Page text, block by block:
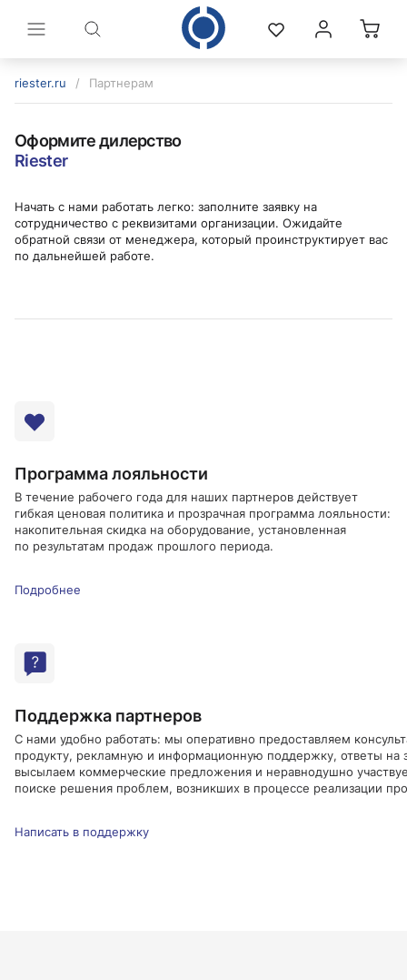
riester.ru / Партнерам
Оформите дилерство
Riester
Начать с нами работать легко: заполните заявку на
сотрудничество с реквизитами организации. Ожидайте
обратной связи от менеджера, который проинструктирует вас
по дальнейшей работе.
Программа лояльности
В течение рабочего года для наших партнеров действует
гибкая ценовая политика и прозрачная программа лояльности:
накопительная скидка на оборудование, установленная
по результатам продаж прошлого периода.
Подробнее
Поддержка партнеров
С нами удобно работать: мы оперативно предоставляем
продукту, рекламную и информационную поддержку, ответы на
высылаем коммерческие предложения и неравнодушно
поиске решения проблем, возникших в процессе реализации
Написать в поддержку